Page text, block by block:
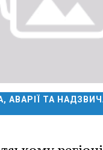
АВАРІЇ ТА